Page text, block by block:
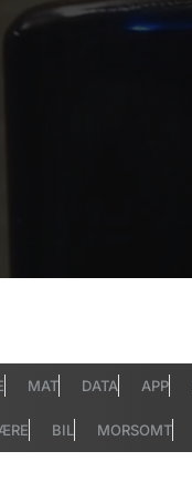
MAT DATA APP
BIL MORSOMT